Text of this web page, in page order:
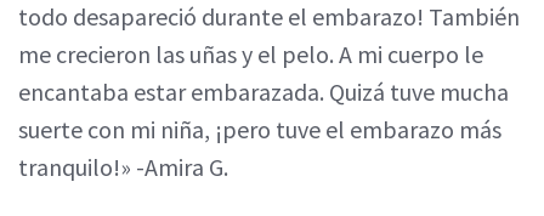
todo desapareció durante el embarazo! También
me crecieron las uñas y el pelo. A mi cuerpo le
encantaba estar embarazada. Quizá tuve mucha
suerte con mi niña, ¡pero tuve el embarazo más
tranquilo!» -Amira G.